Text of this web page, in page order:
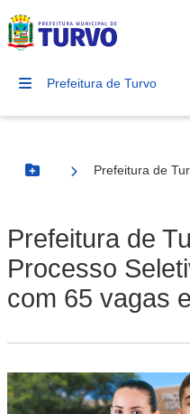
Prefeitura de Turvo
Botão Menu
Prefeitura de
Prefeitura de
Processo
com 65 vagas